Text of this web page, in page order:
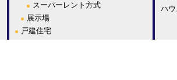
スーパーレント方式
展示場
戸建住宅
ハ